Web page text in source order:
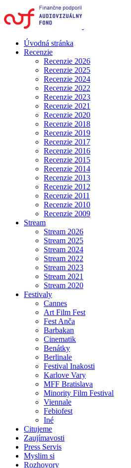
Úvodná stránka
Recenzie
Recenzie 2026
Recenzie 2025
Recenzie 2024
Recenzie 2022
Recenzie 2023
Recenzie 2021
Recenzie 2020
Recenzie 2018
Recenzie 2019
Recenzie 2017
Recenzie 2016
Recenzie 2015
Recenzie 2014
Recenzie 2013
Recenzie 2012
Recenzie 2011
Recenzie 2010
Recenzie 2009
Stream
Stream 2026
Stream 2025
Stream 2024
Stream 2022
Stream 2023
Stream 2021
Stream 2020
Festivaly
Cannes
Art Film Fest
Fest Anča
Barbakan
Cinematik
Benátky
Berlinale
Festival Inakosti
Karlove Vary
MFF Bratislava
Minority Film Festival
Viennale
Febiofest
Iné
Citujeme
Zaujímavosti
Press Servis
Myslim si
Rozhovory